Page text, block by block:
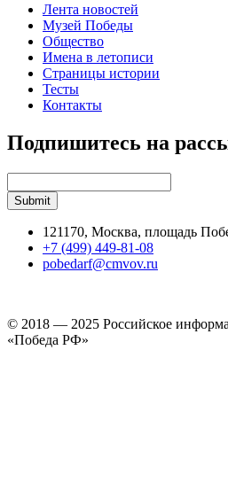
Лента новостей
Музей Победы
Общество
Имена в летописи
Страницы истории
Тесты
Контакты
Подпишитесь на
121170, Москва, площадь
+7 (499) 449-81-08
pobedarf@cmvov.ru
© 2018 — 2025 Российское
«Победа РФ»